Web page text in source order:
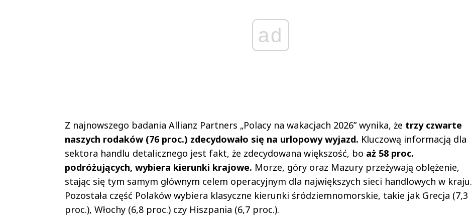
ad
Z najnowszego badania Allianz Partners „Polacy na wakacjach 2026” wynika, że trzy czwarte
naszych rodaków (76 proc.) zdecydowało się na urlopowy wyjazd. Kluczową informacją dla
sektora handlu detalicznego jest fakt, że zdecydowana większość, bo aż 58 proc.
podróżujących, wybiera kierunki krajowe. Morze, góry oraz Mazury przeżywają oblężenie,
stając się tym samym głównym celem operacyjnym dla największych sieci handlowych w kraju.
Pozostała część Polaków wybiera klasyczne kierunki śródziemnomorskie, takie jak Grecja (7,3
proc.), Włochy (6,8 proc.) czy Hiszpania (6,7 proc.).